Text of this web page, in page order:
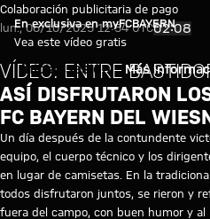
Vídeo: Así
Reproducir vídeo
En exclusiva en myFCBAYERN
Vea este vídeo gratis
Iniciar sesión Más
Colaboración publicitaria de pago
lun., 06/10/2025 12:54 UTC02:08
VÍDEO: ENTRE
ASÍ DISFRUTARON
FC BAYERN DEL
Un día después de la contundente
equipo, el cuerpo técnico y los
en lugar de camisetas. En la
todos disfrutaron juntos, se rieron y
fuera del campo, con buen humor y